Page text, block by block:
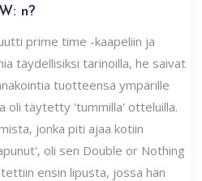
n?
prime time -kaapeliin ja
täydellisiksi tarinoilla, he saivat
tuotteensa ympärille
oli täytetty 'tummilla' otteluilla.
jonka piti ajaa kotiin
oli sen Double or Nothing
ensin lipusta, jossa hän